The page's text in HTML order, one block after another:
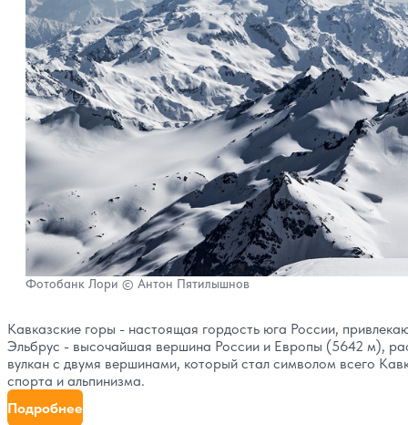
Фотобанк Лори © Антон Пятилышнов
Кавказские горы - настоящая гордость юга России,
Эльбрус - высочайшая вершина России и Европы (5642 м),
вулкан с двумя вершинами, который стал символом всего
спорта и альпинизма.
Подробнее